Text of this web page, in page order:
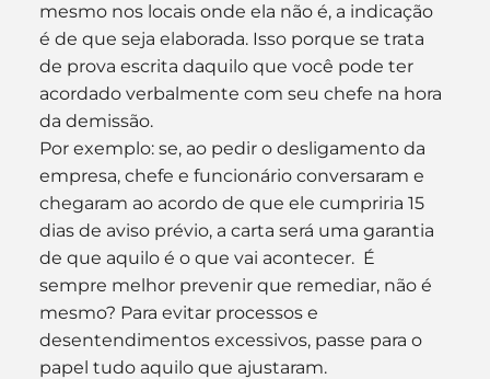
mesmo nos locais onde ela não é, a indicação
é de que seja elaborada. Isso porque se trata
de prova escrita daquilo que você pode ter
acordado verbalmente com seu chefe na hora
da demissão.
Por exemplo: se, ao pedir o desligamento da
empresa, chefe e funcionário conversaram e
chegaram ao acordo de que ele cumpriria 15
dias de aviso prévio, a carta será uma garantia
de que aquilo é o que vai acontecer.  É
sempre melhor prevenir que remediar, não é
mesmo? Para evitar processos e
desentendimentos excessivos, passe para o
papel tudo aquilo que ajustaram.